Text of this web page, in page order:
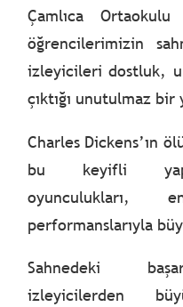
Çamlıca
öğrencilerimizin
izleyicileri dostluk,
çıktığı unutulmaz bir
Charles Dickens’ın
bu keyifli
performanslarıyla
Sahnedeki
izleyicilerden